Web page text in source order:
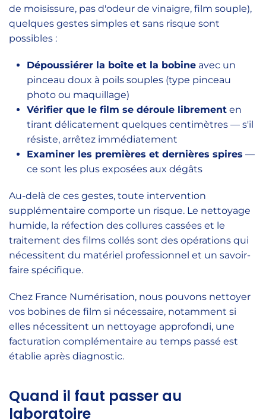
de moisissure, pas d'odeur de vinaigre, film souple),
quelques gestes simples et sans risque sont
possibles :
Dépoussiérer la boîte et la bobine avec un
pinceau doux à poils souples (type pinceau
photo ou maquillage)
Vérifier que le film se déroule librement en
tirant délicatement quelques centimètres — s'il
résiste, arrêtez immédiatement
Examiner les premières et dernières spires —
ce sont les plus exposées aux dégâts
Au-delà de ces gestes, toute intervention
supplémentaire comporte un risque. Le nettoyage
humide, la réfection des collures cassées et le
traitement des films collés sont des opérations qui
nécessitent du matériel professionnel et un savoir-
faire spécifique.
Chez France Numérisation, nous pouvons nettoyer
vos bobines de film si nécessaire, notamment si
elles nécessitent un nettoyage approfondi, une
facturation complémentaire au temps passé est
établie après diagnostic.
Quand il faut passer au
laboratoire